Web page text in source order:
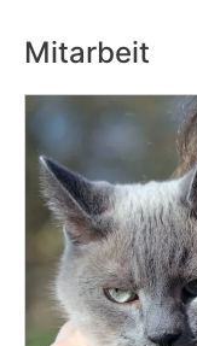
Mitarbeit